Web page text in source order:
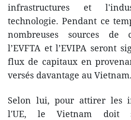
infrastructures et
technologie. Pendant ce
nombreuses sources de
l’EVFTA et l’EVIPA seront
flux de capitaux en
versés davantage au Vietnam.
Selon lui, pour attirer les
l'UE, le Vietnam doit